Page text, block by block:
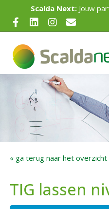
Scalda Next: Jouw
Facebook
LinkedinInstagram
Email
« ga terug naar het overzicht
TIG lassen